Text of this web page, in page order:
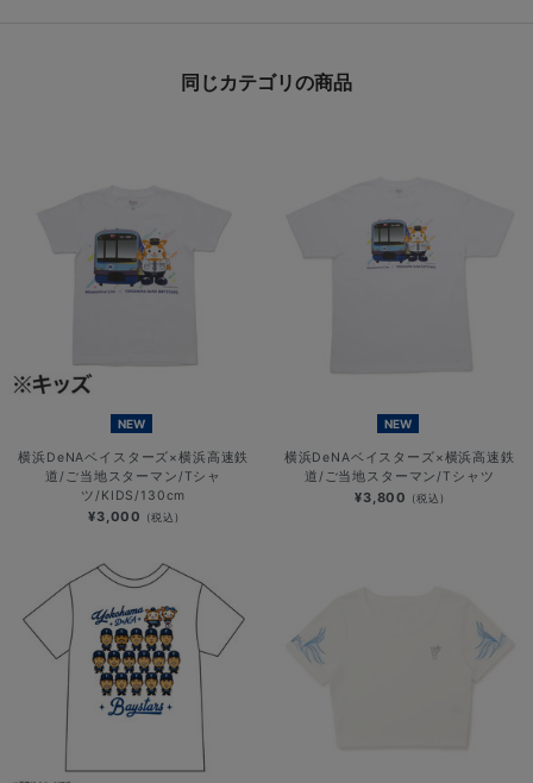
同じカテゴリの商品
NEW
横浜DeNAベイスターズ×横浜高速鉄
道/ご当地スターマン/Tシャ
ツ/KIDS/130cm
¥3,000 (税込)
NEW
横浜DeNAベイスターズ×横浜高速鉄
道/ご当地スターマン/Tシャツ
¥3,800 (税込)